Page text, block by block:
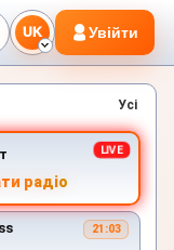
UK Увійти
Усі
радіо
21:03